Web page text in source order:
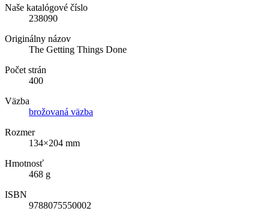
Naše katalógové číslo
238090
Originálny názov
The Getting Things Done
Počet strán
400
Väzba
brožovaná väzba
Rozmer
134×204 mm
Hmotnosť
468 g
ISBN
9788075550002